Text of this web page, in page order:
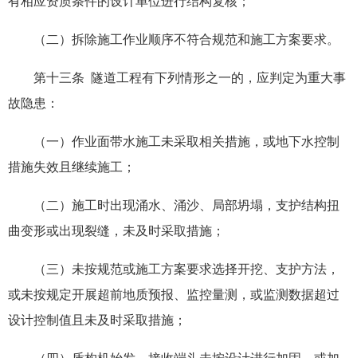
（二）拆除施工作业顺序不符合规范和施工方案要求。
第十三条 隧道工程有下列情形之一的，应判定为重大事
故隐患：
（一）作业面带水施工未采取相关措施，或地下水控制
措施失效且继续施工；
（二）施工时出现涌水、涌沙、局部坍塌，支护结构扭
曲变形或出现裂缝，未及时采取措施；
（三）未按规范或施工方案要求选择开挖、支护方法，
或未按规定开展超前地质预报、监控量测，或监测数据超过
设计控制值且未及时采取措施；